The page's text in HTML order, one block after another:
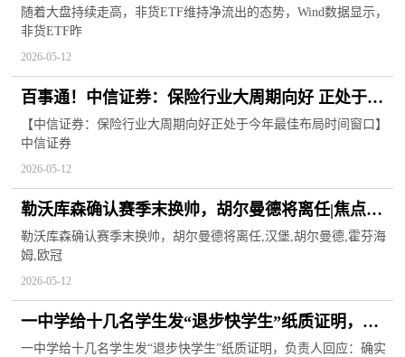
ETF吸金
随着大盘持续走高，非货ETF维持净流出的态势，Wind数据显示，
非货ETF昨
2026-05-12
百事通！中信证券：保险行业大周期向好 正处于今
年最佳布局时间窗口
【中信证券：保险行业大周期向好正处于今年最佳布局时间窗口】
中信证券
2026-05-12
勒沃库森确认赛季末换帅，胡尔曼德将离任|焦点短
讯
勒沃库森确认赛季末换帅，胡尔曼德将离任,汉堡,胡尔曼德,霍芬海
姆,欧冠
2026-05-12
一中学给十几名学生发“退步快学生”纸质证明，负
责人回应：确实不合适 ，已收回证明 焦点速讯
一中学给十几名学生发“退步快学生”纸质证明，负责人回应：确实